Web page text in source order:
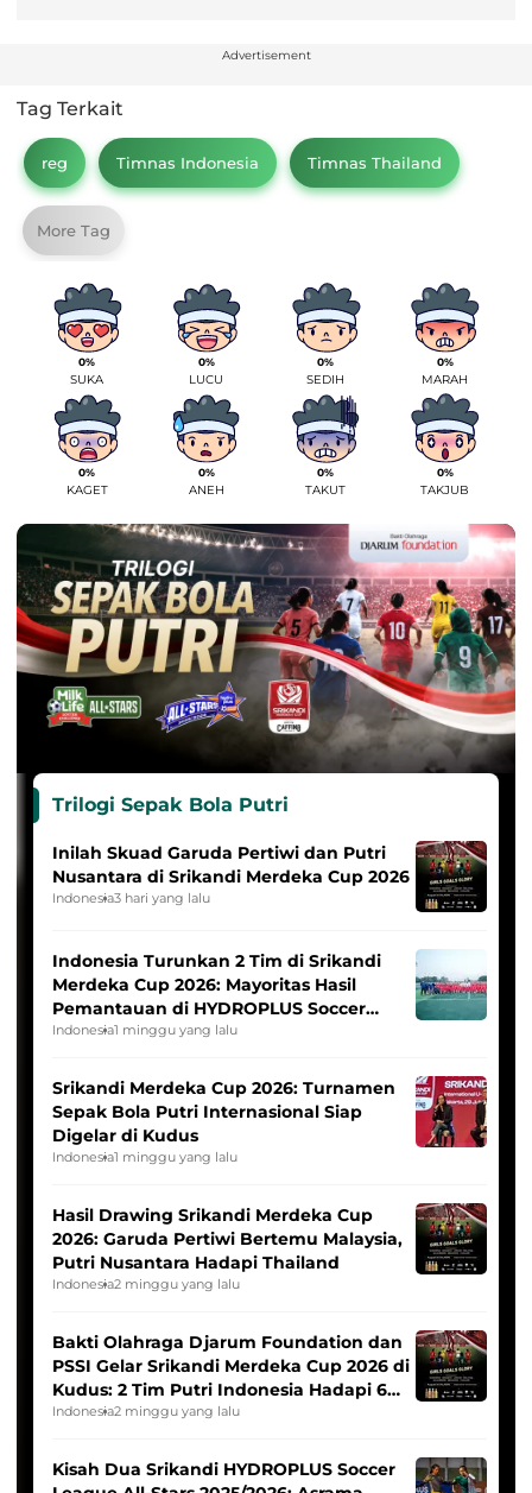
Advertisement
Tag Terkait
reg Timnas Indonesia Timnas Thailand
More Tag
0%
SUKA
0%
LUCU
0%
SEDIH
0%
MARAH
0%
KAGET
0%
ANEH
0%
TAKUT
0%
TAKJUB
Trilogi Sepak Bola Putri
Inilah Skuad Garuda Pertiwi dan Putri
Nusantara di Srikandi Merdeka Cup 2026
Indonesia3 hari yang lalu
Indonesia Turunkan 2 Tim di Srikandi
Merdeka Cup 2026: Mayoritas Hasil
Pemantauan di HYDROPLUS Soccer
League
Indonesia1 minggu yang lalu
Srikandi Merdeka Cup 2026: Turnamen
Sepak Bola Putri Internasional Siap
Digelar di Kudus
Indonesia1 minggu yang lalu
Hasil Drawing Srikandi Merdeka Cup
2026: Garuda Pertiwi Bertemu Malaysia,
Putri Nusantara Hadapi Thailand
Indonesia2 minggu yang lalu
Bakti Olahraga Djarum Foundation dan
PSSI Gelar Srikandi Merdeka Cup 2026 di
Kudus: 2 Tim Putri Indonesia Hadapi 6
Tim Asia
Indonesia2 minggu yang lalu
Kisah Dua Srikandi HYDROPLUS Soccer